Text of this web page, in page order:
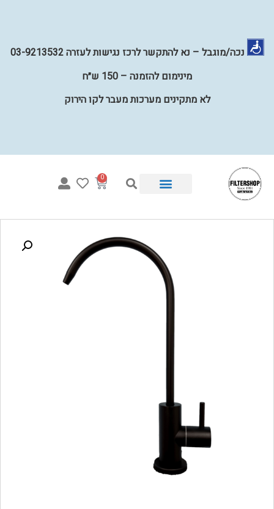
נכה/מוגבל – נא להתקשר לרכז נגישות לעזרה 03-9213532
מינימום להזמנה – 150 ש״ח
לא מתקינים מערכות מעבר לקו הירוק
0